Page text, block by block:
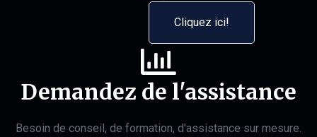
Cliquez ici!
Demandez de l'assistance
Besoin de conseil, de formation, d'assistance sur mesure.